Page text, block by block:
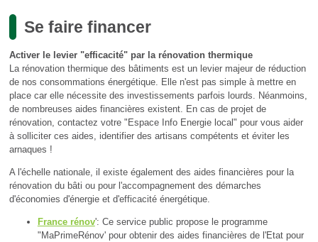
Se faire financer
Activer le levier "efficacité" par la rénovation thermique
La rénovation thermique des bâtiments est un levier majeur de réduction
de nos consommations énergétique. Elle n'est pas simple à mettre en
place car elle nécessite des investissements parfois lourds. Néanmoins,
de nombreuses aides financières existent. En cas de projet de
rénovation, contactez votre "Espace Info Energie local" pour vous aider
à solliciter ces aides, identifier des artisans compétents et éviter les
arnaques !
A l'échelle nationale, il existe également des aides financières pour la
rénovation du bâti ou pour l'accompagnement des démarches
d'économies d'énergie et d'efficacité énergétique.
France rénov': Ce service public propose le programme
"MaPrimeRénov' pour obtenir des aides financières de l'Etat pour